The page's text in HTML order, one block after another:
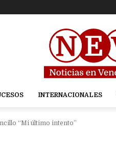
INTERNACIONALES
“Mi último intento”